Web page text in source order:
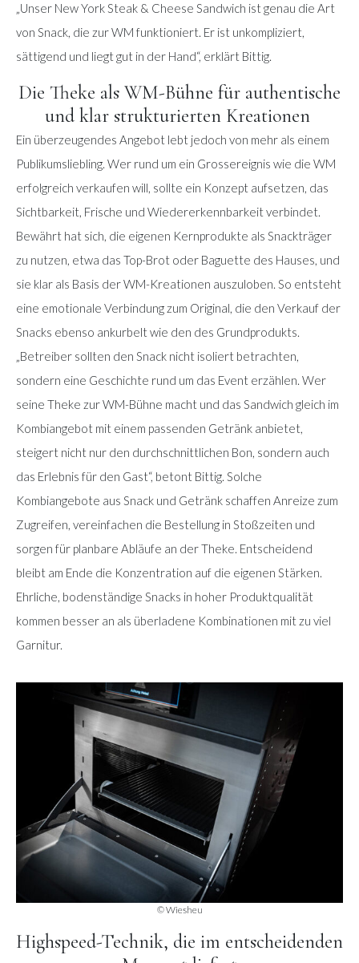
„Unser New York Steak & Cheese Sandwich ist genau die Art
von Snack, die zur WM funktioniert. Er ist unkompliziert,
sättigend und liegt gut in der Hand“, erklärt Bittig.
Die Theke als WM-Bühne für authentische
und klar strukturierten Kreationen
Ein überzeugendes Angebot lebt jedoch von mehr als einem
Publikumsliebling. Wer rund um ein Grossereignis wie die WM
erfolgreich verkaufen will, sollte ein Konzept aufsetzen, das
Sichtbarkeit, Frische und Wiedererkennbarkeit verbindet.
Bewährt hat sich, die eigenen Kernprodukte als Snackträger
zu nutzen, etwa das Top-Brot oder Baguette des Hauses, und
sie klar als Basis der WM-Kreationen auszuloben. So entsteht
eine emotionale Verbindung zum Original, die den Verkauf der
Snacks ebenso ankurbelt wie den des Grundprodukts.
„Betreiber sollten den Snack nicht isoliert betrachten,
sondern eine Geschichte rund um das Event erzählen. Wer
seine Theke zur WM-Bühne macht und das Sandwich gleich im
Kombiangebot mit einem passenden Getränk anbietet,
steigert nicht nur den durchschnittlichen Bon, sondern auch
das Erlebnis für den Gast“, betont Bittig. Solche
Kombiangebote aus Snack und Getränk schaffen Anreize zum
Zugreifen, vereinfachen die Bestellung in Stoßzeiten und
sorgen für planbare Abläufe an der Theke. Entscheidend
bleibt am Ende die Konzentration auf die eigenen Stärken.
Ehrliche, bodenständige Snacks in hoher Produktqualität
kommen besser an als überladene Kombinationen mit zu viel
Garnitur.
© Wiesheu
Highspeed-Technik, die im entscheidenden